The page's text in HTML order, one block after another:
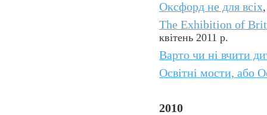
Оксфорд не для всіх
The Exhibition of
квітень 2011 р.
Варто чи ні вчити
Оcвiтнi мocти, абo
2010